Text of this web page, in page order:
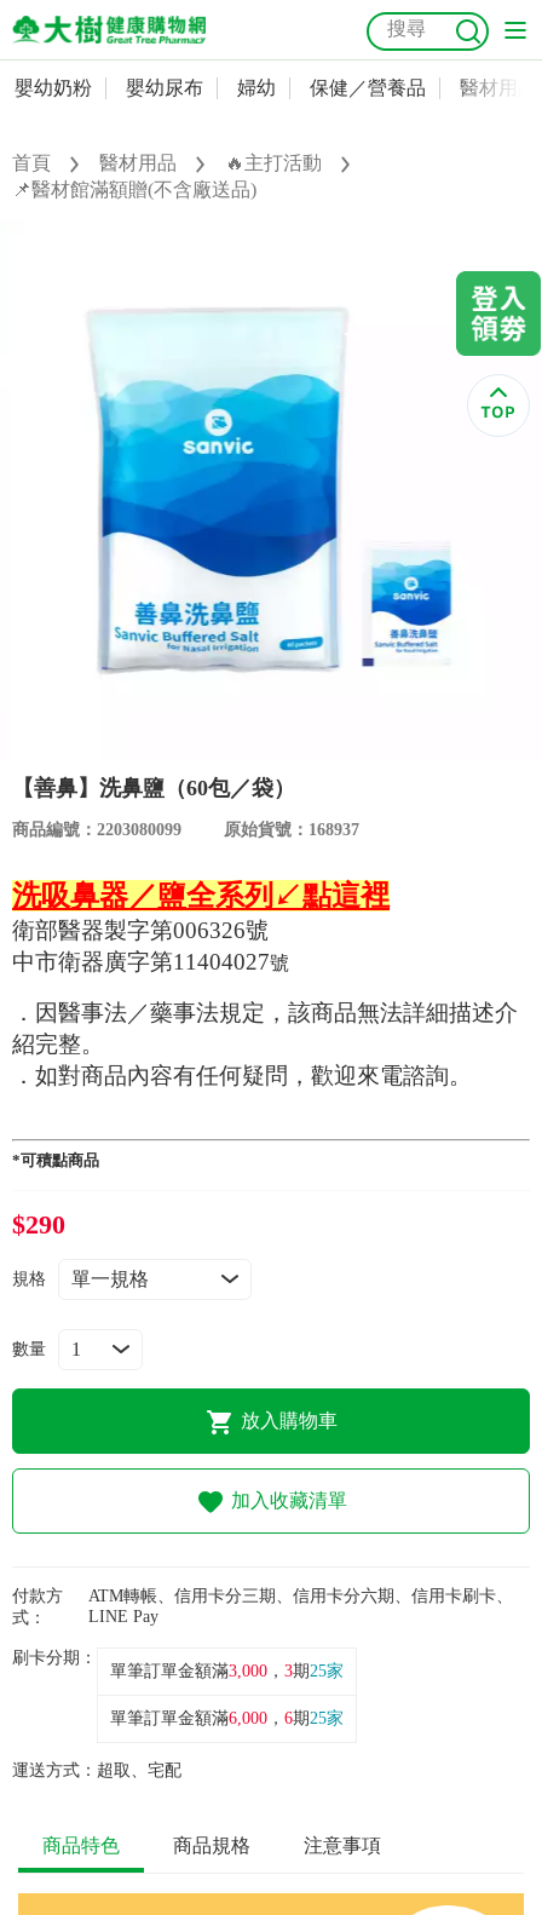
嬰幼奶粉
嬰幼尿布
美容／個人清潔
關於我們
合作提案
購物流程
會員專區
常見問題
折價券、紅利說明
抗菌 尿布 大樹獨家 益生菌 魚油
會員資料及密碼修改
常用收件人清單
購物金查詢
優惠券領取
嬰幼奶粉 嬰幼尿布 婦幼 保健／營養品 醫材用品
首頁 醫材用品
🔥主打活動
📌醫材館滿額贈(不含廠送品)
【善鼻】洗鼻鹽（60包／袋）
商品編號：2203080099 原始貨號：168937
洗吸鼻器／鹽全系列↙點這裡
衛部醫器製字第006326號
中市衛器廣字第11404027號
．因醫事法／藥事法規定，該商品無法詳細描述介
紹完整。
．如對商品內容有任何疑問，歡迎來電諮詢。
*可積點商品
$290
規格
數量
放入購物車
加入收藏清單
付款方
式：
ATM轉帳、信用卡分三期、信用卡分六期、信用卡刷卡、
LINE Pay
刷卡分期：
單筆訂單金額滿3,000 ， 3期25家
單筆訂單金額滿6,000 ， 6期25家
運送方式： 超取、宅配
商品特色 商品規格 注意事項